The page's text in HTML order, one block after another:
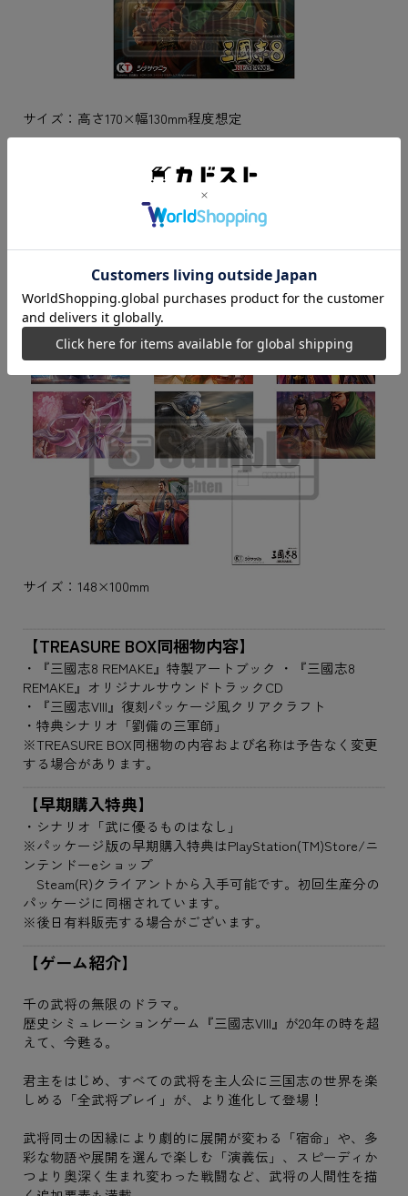
サイズ：高さ170×幅130mm程度想定
歴史イベントスチル10枚をセットにしたポストカードセッ
サイズ：148×100mm
【TREASURE BOX同梱物内容】
・『三國志8 REMAKE』特製アートブック ・『三國志8
REMAKE』オリジナルサウンドトラックCD
・『三國志VIII』復刻パッケージ風クリアクラフト
・特典シナリオ「劉備の三軍師」
※TREASURE BOX同梱物の内容および名称は予告なく変更
する場合があります。
【早期購入特典】
・シナリオ「武に優るものはなし」
※パッケージ版の早期購入特典はPlayStation(TM)Store/ニ
ンテンドーeショップ
Steam(R)クライアントから入手可能です。初回生産分の
パッケージに同梱されています。
※後日有料販売する場合がございます。
【ゲーム紹介】
千の武将の無限のドラマ。
歴史シミュレーションゲーム『三國志VIII』が20年の時を超
えて、今甦る。
君主をはじめ、すべての武将を主人公に三国志の世界を楽
しめる「全武将プレイ」が、より進化して登場！
武将同士の因縁により劇的に展開が変わる「宿命」や、多
彩な物語や展開を選んで楽しむ「演義伝」、スピーディか
つより奥深く生まれ変わった戦闘など、武将の人間性を描